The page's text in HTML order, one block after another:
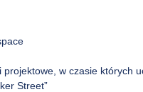
w czasie których
Street”